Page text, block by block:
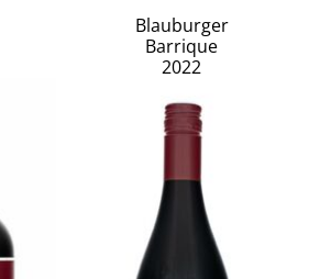
Blauburger
Barrique
2022